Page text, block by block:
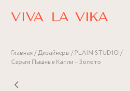
Главная Дизайнеры
PLAIN STUDIO
Серьги Пышные Капли – Золото